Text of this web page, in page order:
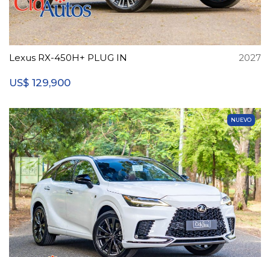
Lexus RX-450H+ PLUG IN 2027
US$ 129,900
NUEVO